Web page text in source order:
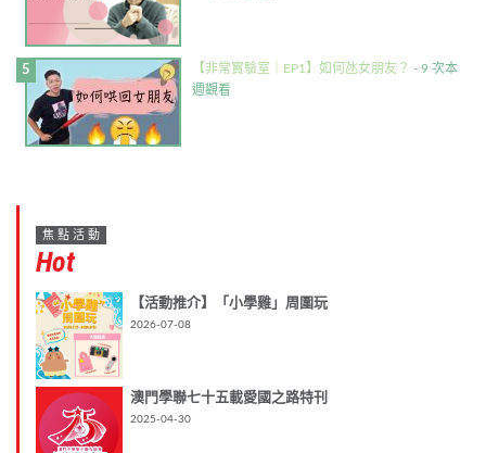
【非常實驗室｜EP1】如何氹女朋友？ - 9 次本
週觀看
焦點活動
Hot
【活動推介】「小學雞」周圍玩
2026-07-08
澳門學聯七十五載愛國之路特刊
2025-04-30